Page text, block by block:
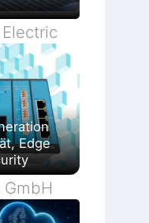
Edge